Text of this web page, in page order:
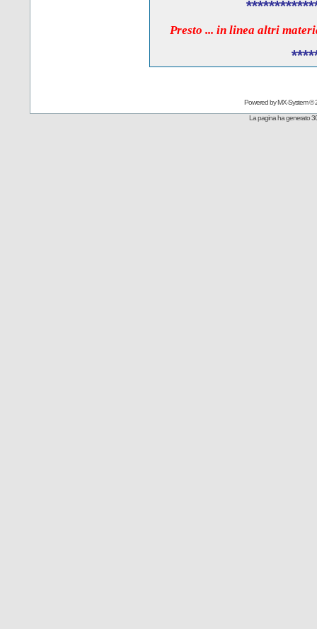
Presto ... in linea altri
Powered byMX-System©
La pagina ha generato